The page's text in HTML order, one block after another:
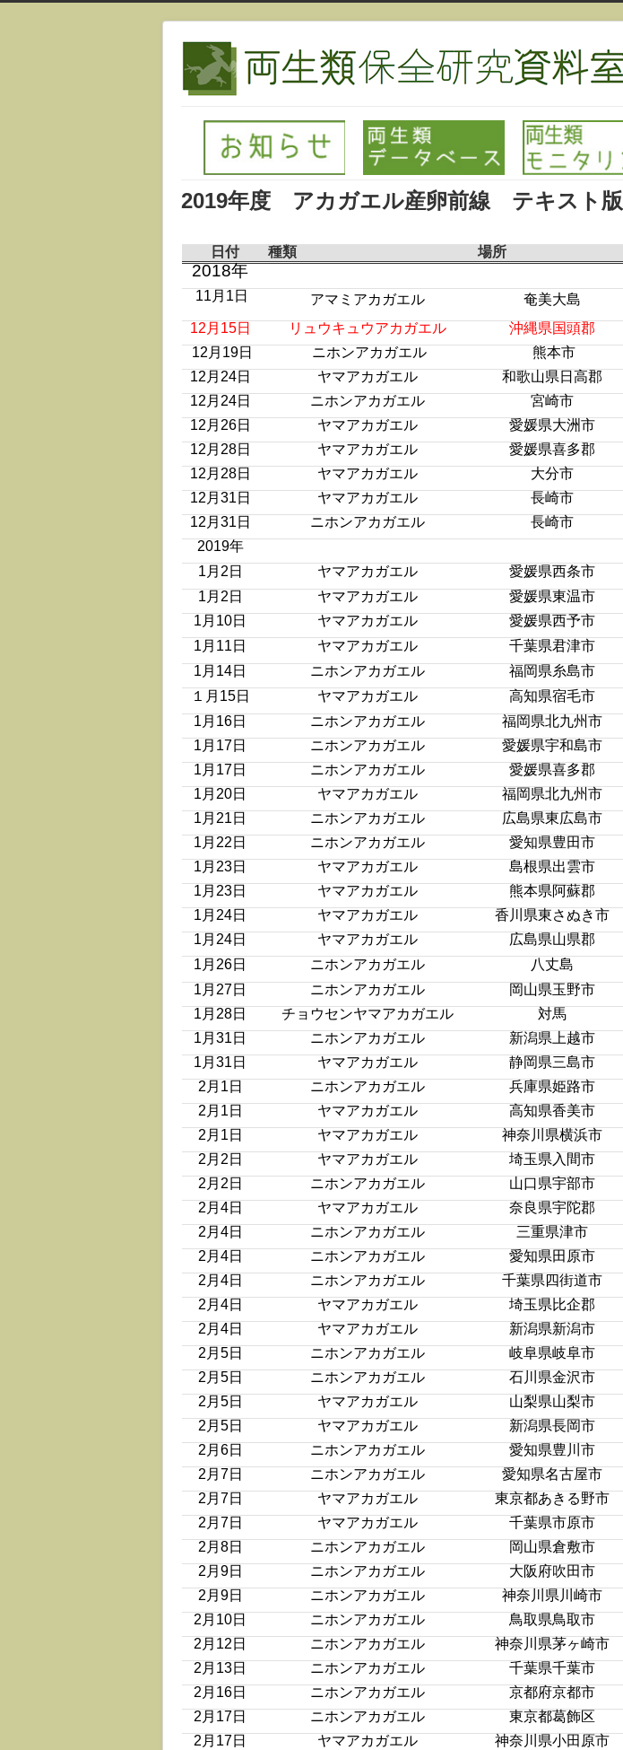
2019年度 アカガエル産卵前線 テキスト版
日付 種類 場所
2018年
11月1日 アマミアカガエル
奄美大島
12月15日
リュウキュウアカガエル 沖縄県国頭郡
12月19日
ニホンアカガエル
熊本市
12月24日
ヤマアカガエル
和歌山県日高郡
12月24日
ニホンアカガエル
宮崎市
12月26日
ヤマアカガエル
愛媛県大洲市
12月28日
ヤマアカガエル
愛媛県喜多郡
12月28日
ヤマアカガエル 大分市
12月31日 ヤマアカガエル
長崎市
12月31日
ニホンアカガエル
長崎市
2019年
1月2日
ヤマアカガエル 愛媛県西条市
1月2日
ヤマアカガエル
愛媛県東温市
1月10日
ヤマアカガエル
愛媛県西予市
1月11日
ヤマアカガエル 千葉県君津市
1月14日
ニホンアカガエル
福岡県糸島市
１月15日
ヤマアカガエル 高知県宿毛市
1月16日
ニホンアカガエル
福岡県北九州市
1月17日
ニホンアカガエル
愛媛県宇和島市
1月17日
ニホンアカガエル
愛媛県喜多郡
1月20日
ヤマアカガエル
福岡県北九州市
1月21日
ニホンアカガエル
広島県東広島市
1月22日
ニホンアカガエル
愛知県豊田市
1月23日
ヤマアカガエル
島根県出雲市
1月23日
ヤマアカガエル
熊本県阿蘇郡
1月24日
ヤマアカガエル
香川県東さぬき市
1月24日
ヤマアカガエル
広島県山県郡
1月26日
ニホンアカガエル 八丈島
1月27日
ニホンアカガエル 岡山県玉野市
1月28日
チョウセンヤマアカガエル
対馬
1月31日
ニホンアカガエル
新潟県上越市
1月31日
ヤマアカガエル
静岡県三島市
2月1日
ニホンアカガエル
兵庫県姫路市
2月1日
ヤマアカガエル
高知県香美市
2月1日
ヤマアカガエル
神奈川県横浜市
2月2日
ヤマアカガエル
埼玉県入間市
2月2日
ニホンアカガエル
山口県宇部市
2月4日
ヤマアカガエル 奈良県宇陀郡
2月4日
ニホンアカガエル 三重県津市
2月4日
ニホンアカガエル
愛知県田原市
2月4日
ニホンアカガエル
千葉県四街道市
2月4日
ヤマアカガエル
埼玉県比企郡
2月4日
ヤマアカガエル
新潟県新潟市
2月5日
ニホンアカガエル
岐阜県岐阜市
2月5日
ニホンアカガエル
石川県金沢市
2月5日
ヤマアカガエル
山梨県山梨市
2月5日
ヤマアカガエル
新潟県長岡市
2月6日
ニホンアカガエル
愛知県豊川市
2月7日
ニホンアカガエル
愛知県名古屋市
2月7日
ヤマアカガエル
東京都あきる野市
2月7日
ヤマアカガエル
千葉県市原市
2月8日
ニホンアカガエル
岡山県倉敷市
2月9日
ニホンアカガエル
大阪府吹田市
2月9日
ニホンアカガエル
神奈川県川崎市
2月10日
ニホンアカガエル
鳥取県鳥取市
2月12日
ニホンアカガエル
神奈川県茅ヶ崎市
2月13日
ニホンアカガエル
千葉県千葉市
2月16日
ニホンアカガエル
京都府京都市
2月17日
ニホンアカガエル
東京都葛飾区
2月17日
ヤマアカガエル
神奈川県小田原市